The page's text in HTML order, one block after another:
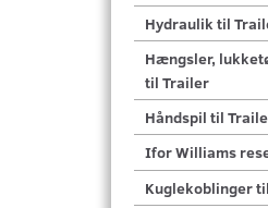
Hydraulik til
Hængsler,
til Trailer
Håndspil til
Ifor Williams
Kuglekoblinger